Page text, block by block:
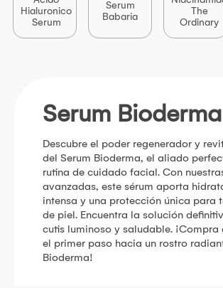
Hialuronico
Serum
Serum
Babaria
The
Ordinary
Serum Bioderma
Descubre el poder regenerador y
del Serum Bioderma, el aliado
rutina de cuidado facial. Con
avanzadas, este sérum aporta
intensa y una protección única para
de piel. Encuentra la solución
cutis luminoso y saludable. ¡Compra
el primer paso hacia un rostro
Bioderma!